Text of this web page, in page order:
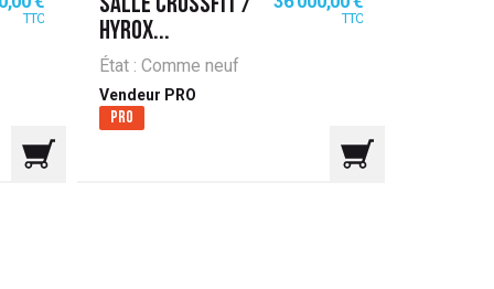
TTC
HYROX...
TTC
État : Comme neuf
Vendeur PRO
Pro